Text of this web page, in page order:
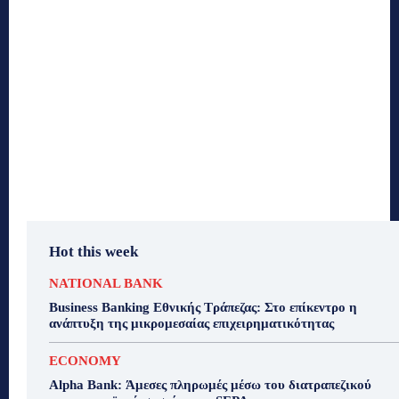
Hot this week
NATIONAL BANK
Business Banking Εθνικής Τράπεζας: Στο επίκεντρο η
ανάπτυξη της μικρομεσαίας επιχειρηματικότητας
ECONOMY
Alpha Bank: Άμεσες πληρωμές μέσω του διατραπεζικού